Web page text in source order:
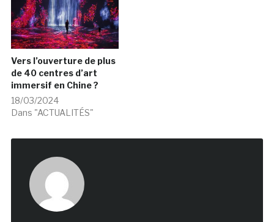
Vers l’ouverture de plus
de 40 centres d’art
immersif en Chine ?
18/03/2024
Dans "ACTUALITÉS"